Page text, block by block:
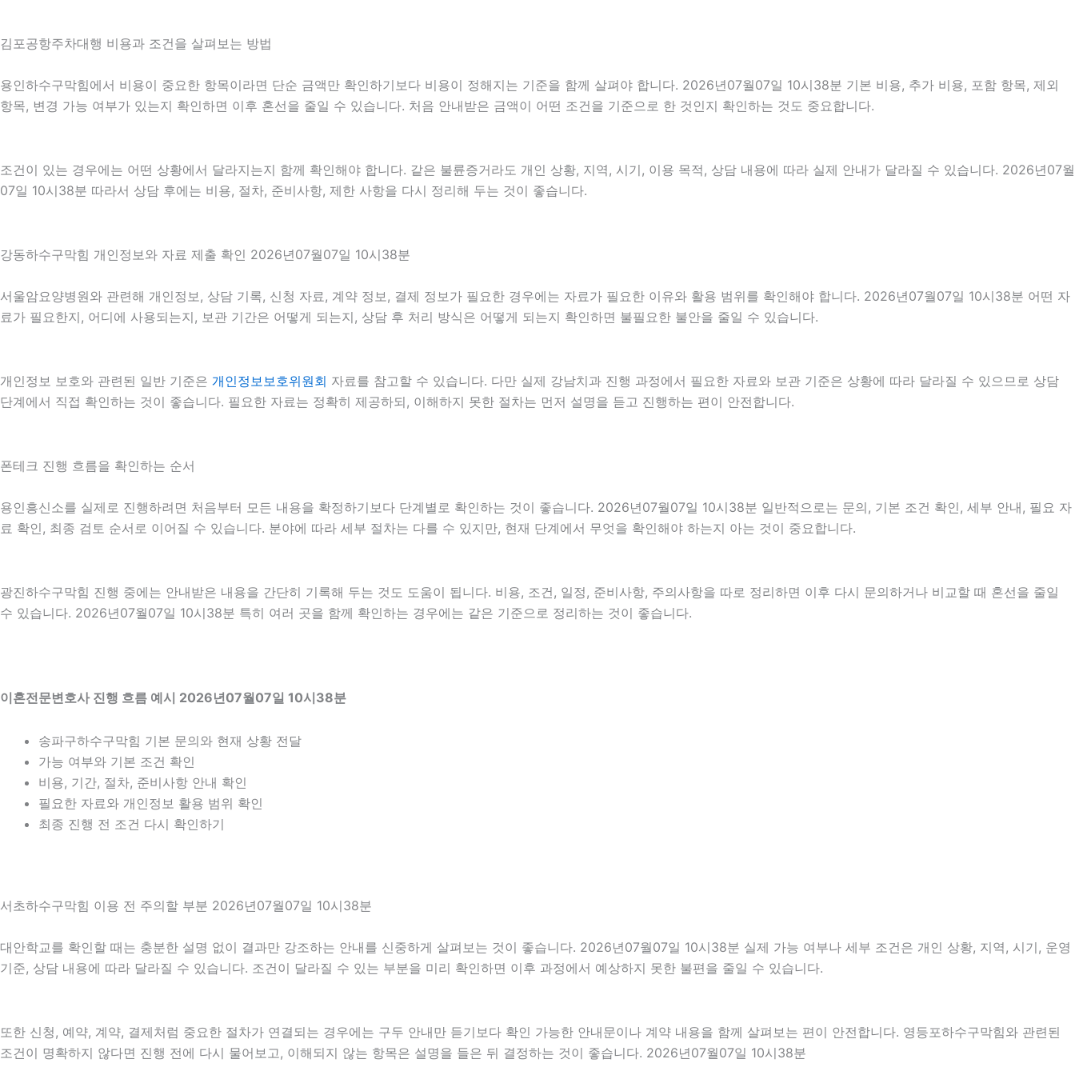
김포공항주차대행 비용과 조건을 살펴보는 방법
용인하수구막힘에서 비용이 중요한 항목이라면 단순 금액만 확인하기보다 비용이 정해지는 기준을 함께 살펴야 합니다. 2026년07월07일 10시38분 기본 비용, 추가 비용, 포함 항목, 제외
항목, 변경 가능 여부가 있는지 확인하면 이후 혼선을 줄일 수 있습니다. 처음 안내받은 금액이 어떤 조건을 기준으로 한 것인지 확인하는 것도 중요합니다.
조건이 있는 경우에는 어떤 상황에서 달라지는지 함께 확인해야 합니다. 같은 불륜증거라도 개인 상황, 지역, 시기, 이용 목적, 상담 내용에 따라 실제 안내가 달라질 수 있습니다. 2026년07월
07일 10시38분 따라서 상담 후에는 비용, 절차, 준비사항, 제한 사항을 다시 정리해 두는 것이 좋습니다.
강동하수구막힘 개인정보와 자료 제출 확인 2026년07월07일 10시38분
서울암요양병원와 관련해 개인정보, 상담 기록, 신청 자료, 계약 정보, 결제 정보가 필요한 경우에는 자료가 필요한 이유와 활용 범위를 확인해야 합니다. 2026년07월07일 10시38분 어떤 자
료가 필요한지, 어디에 사용되는지, 보관 기간은 어떻게 되는지, 상담 후 처리 방식은 어떻게 되는지 확인하면 불필요한 불안을 줄일 수 있습니다.
개인정보 보호와 관련된 일반 기준은 개인정보보호위원회 자료를 참고할 수 있습니다. 다만 실제 강남치과 진행 과정에서 필요한 자료와 보관 기준은 상황에 따라 달라질 수 있으므로 상담
단계에서 직접 확인하는 것이 좋습니다. 필요한 자료는 정확히 제공하되, 이해하지 못한 절차는 먼저 설명을 듣고 진행하는 편이 안전합니다.
폰테크 진행 흐름을 확인하는 순서
용인흥신소를 실제로 진행하려면 처음부터 모든 내용을 확정하기보다 단계별로 확인하는 것이 좋습니다. 2026년07월07일 10시38분 일반적으로는 문의, 기본 조건 확인, 세부 안내, 필요 자
료 확인, 최종 검토 순서로 이어질 수 있습니다. 분야에 따라 세부 절차는 다를 수 있지만, 현재 단계에서 무엇을 확인해야 하는지 아는 것이 중요합니다.
광진하수구막힘 진행 중에는 안내받은 내용을 간단히 기록해 두는 것도 도움이 됩니다. 비용, 조건, 일정, 준비사항, 주의사항을 따로 정리하면 이후 다시 문의하거나 비교할 때 혼선을 줄일
수 있습니다. 2026년07월07일 10시38분 특히 여러 곳을 함께 확인하는 경우에는 같은 기준으로 정리하는 것이 좋습니다.
이혼전문변호사 진행 흐름 예시 2026년07월07일 10시38분
송파구하수구막힘 기본 문의와 현재 상황 전달
가능 여부와 기본 조건 확인
비용, 기간, 절차, 준비사항 안내 확인
필요한 자료와 개인정보 활용 범위 확인
최종 진행 전 조건 다시 확인하기
서초하수구막힘 이용 전 주의할 부분 2026년07월07일 10시38분
대안학교를 확인할 때는 충분한 설명 없이 결과만 강조하는 안내를 신중하게 살펴보는 것이 좋습니다. 2026년07월07일 10시38분 실제 가능 여부나 세부 조건은 개인 상황, 지역, 시기, 운영
기준, 상담 내용에 따라 달라질 수 있습니다. 조건이 달라질 수 있는 부분을 미리 확인하면 이후 과정에서 예상하지 못한 불편을 줄일 수 있습니다.
또한 신청, 예약, 계약, 결제처럼 중요한 절차가 연결되는 경우에는 구두 안내만 듣기보다 확인 가능한 안내문이나 계약 내용을 함께 살펴보는 편이 안전합니다. 영등포하수구막힘와 관련된
조건이 명확하지 않다면 진행 전에 다시 물어보고, 이해되지 않는 항목은 설명을 들은 뒤 결정하는 것이 좋습니다. 2026년07월07일 10시38분